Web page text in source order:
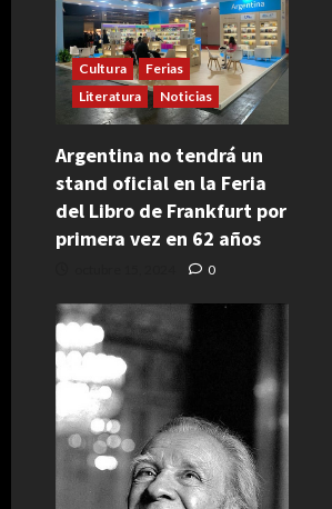
Cultura
Ferias
Literatura
Noticias
Argentina no tendrá un
stand oficial en la Feria
del Libro de Frankfurt por
primera vez en 62 años
0